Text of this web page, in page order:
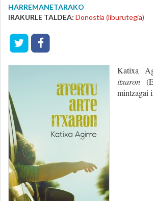
HARREMANETARAKO
IRAKURLE TALDEA: Donostia (liburutegia)
Katixa
itxaron
mintzagai